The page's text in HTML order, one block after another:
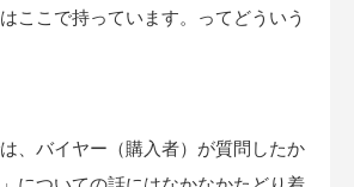
ここで持っています。ってどういう
、バイヤー（購入者）が質問したか